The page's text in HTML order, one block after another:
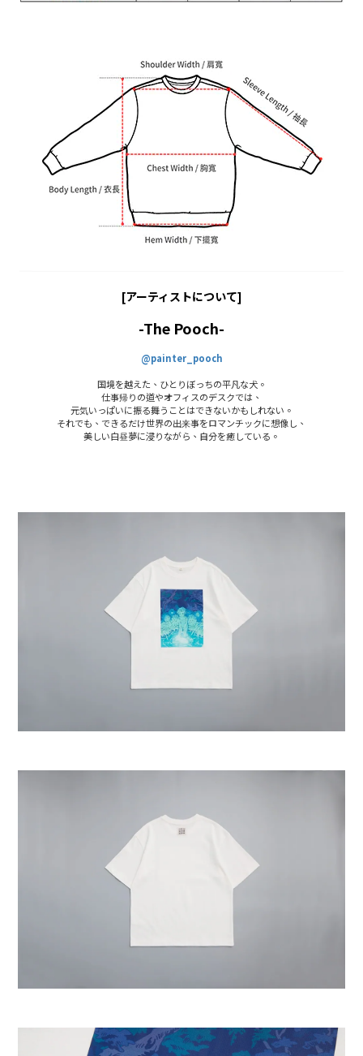
[アーティストについて]
-The Pooch-
@painter_pooch
国境を越えた、ひとりぼっちの平凡な犬。
仕事帰りの道やオフィスのデスクでは、
元気いっぱいに振る舞うことはできないかもしれない。
それでも、できるだけ世界の出来事をロマンチックに想像し、
美しい白昼夢に浸りながら、自分を癒している。